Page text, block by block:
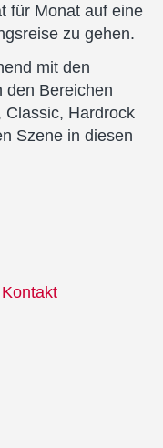
für Monat auf eine
zu gehen.
mit den
den Bereichen
Classic, Hardrock
Szene in diesen
Kontakt